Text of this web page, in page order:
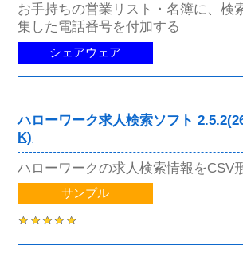
お手持ちの営業リスト・名簿に、検
集した電話番号を付加する
シェアウェア
ハローワーク求人検索ソフト
K)
ハローワークの求人検索情報をCSV
サンプル